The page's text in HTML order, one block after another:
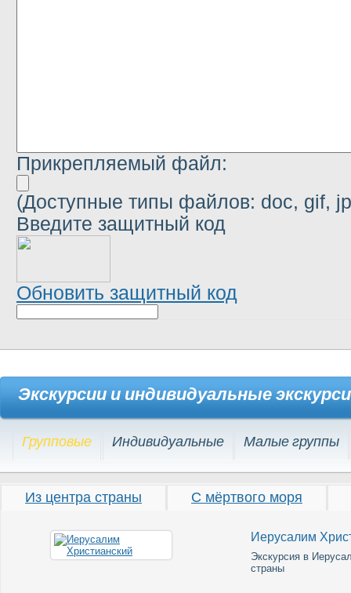
Прикрепляемый файл:
(Доступные типы файлов: doc, gif,
Введите защитный код
Обновить защитный код
Экскурсии и индивидуальные
Групповые Индивидуальные Малые группы
Из центра страны С мёртвого моря
Иерусалим
Экскурсия в
страны